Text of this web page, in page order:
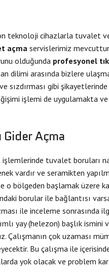
teknoloji cihazlarla tuvalet ve
açma servislerimiz
olduğunda profesyonel
dilimi arasında bizlere
sızdırması gibi
işlemi de uygulamakta
Gider Açma
işlemlerinde tuvalet boruları
vardır ve seramikten
o bölgeden başlamak üzere
borular ile bağlantısı
ile inceleme sonrasında
yay (helezon) başlık
Çalışmanın çok uzaması
Bu çalışma ile
yok olacak ve problem